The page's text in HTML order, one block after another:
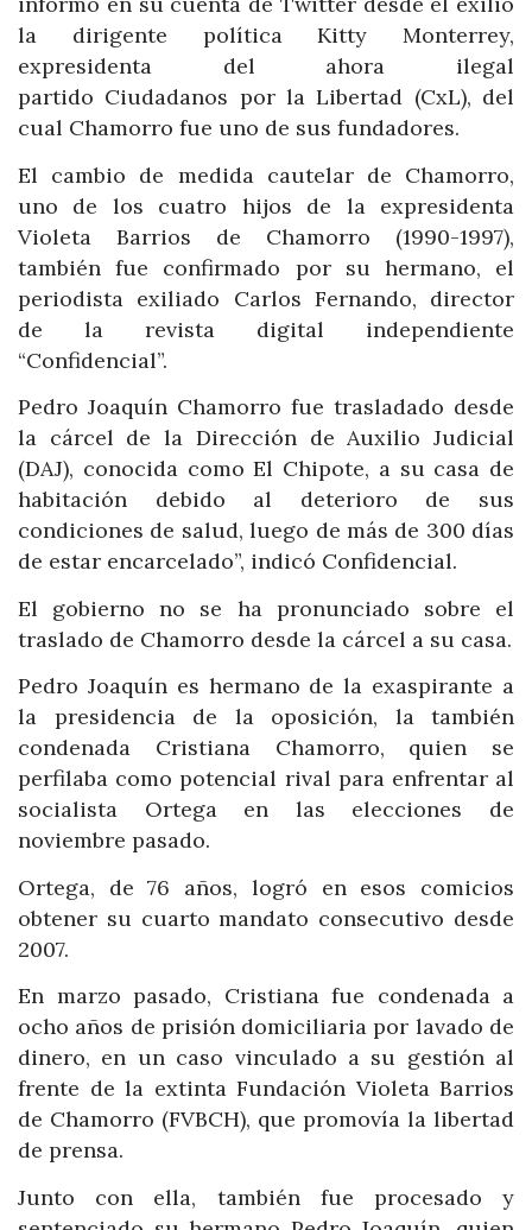
la dirigente política Kitty Monterrey,
expresidenta del ahora ilegal
partido Ciudadanos por la Libertad (CxL), del
cual Chamorro fue uno de sus fundadores.
El cambio de medida cautelar de Chamorro,
uno de los cuatro hijos de la expresidenta
Violeta Barrios de Chamorro (1990-1997),
también fue confirmado por su hermano, el
periodista exiliado Carlos Fernando, director
de la revista digital independiente
“Confidencial”.
Pedro Joaquín Chamorro fue trasladado desde
la cárcel de la Dirección de Auxilio Judicial
(DAJ), conocida como El Chipote, a su casa de
habitación debido al deterioro de sus
condiciones de salud, luego de más de 300 días
de estar encarcelado”, indicó Confidencial.
El gobierno no se ha pronunciado sobre el
traslado de Chamorro desde la cárcel a su casa.
Pedro Joaquín es hermano de la exaspirante a
la presidencia de la oposición, la también
condenada Cristiana Chamorro, quien se
perfilaba como potencial rival para enfrentar al
socialista Ortega en las elecciones de
noviembre pasado.
Ortega, de 76 años, logró en esos comicios
obtener su cuarto mandato consecutivo desde
2007.
En marzo pasado, Cristiana fue condenada a
ocho años de prisión domiciliaria por lavado de
dinero, en un caso vinculado a su gestión al
frente de la extinta Fundación Violeta Barrios
de Chamorro (FVBCH), que promovía la libertad
de prensa.
Junto con ella, también fue procesado y